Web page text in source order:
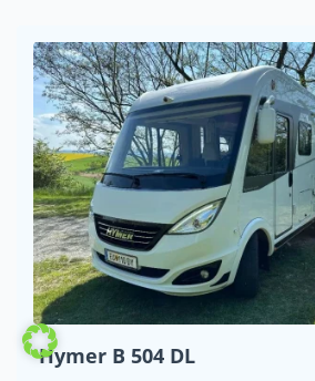
Hymer B 504 DL